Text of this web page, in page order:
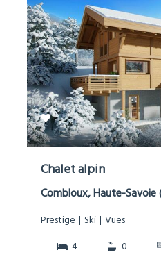
Chalet alpin
Combloux, Haute-Savoie
Prestige Ski Vues
4
0